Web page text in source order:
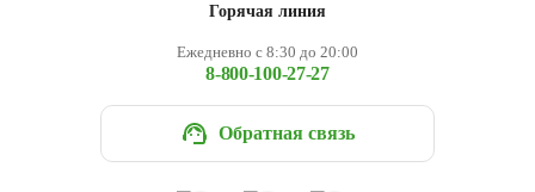
Горячая линия
Ежедневно с 8:30 до 20:00
8-800-100-27-27
Обратная связь